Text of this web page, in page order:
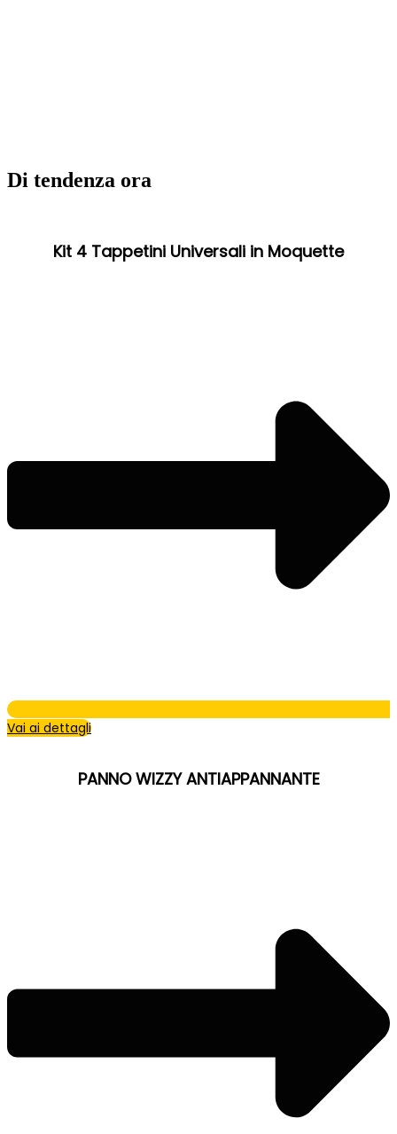
Di tendenza ora
Kit 4 Tappetini Universali in Moquette
Vai ai dettagli
PANNO WIZZY ANTIAPPANNANTE